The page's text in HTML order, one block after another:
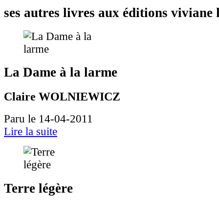
ses autres livres aux éditions viviane
La Dame à la larme
Claire WOLNIEWICZ
Paru le 14-04-2011
Lire la suite
Terre légère